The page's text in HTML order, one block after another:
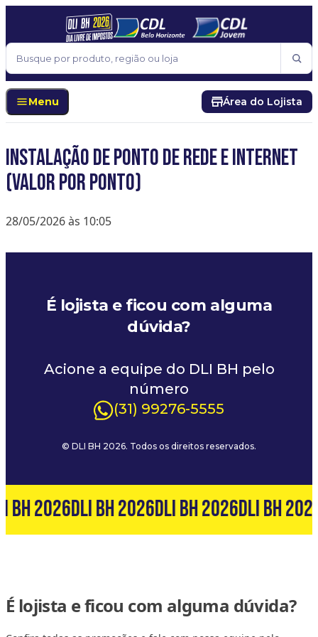
Pular para o conteúdo
Buscar
Menu Área do Lojista
Instalação de Ponto de Rede e Internet
(Valor por Ponto)
28/05/2026 às 10:05
É lojista e ficou com alguma
dúvida?
Acione a equipe do DLI BH pelo
número
(31) 99276-5555
© DLI BH 2026. Todos os direitos reservados.
BH 2026DLI BH 2026DLI BH 2026DLI BH
É lojista e ficou com alguma dúvida?